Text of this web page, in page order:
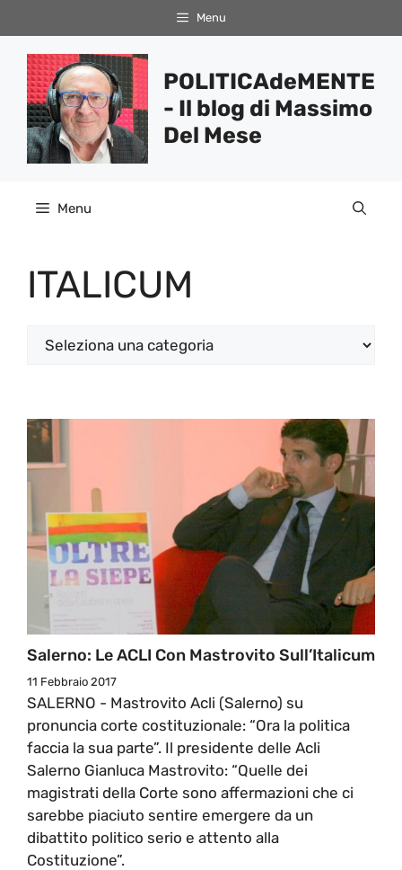
al
contenuto
Menu
POLITICAdeMENTE
- Il blog di Massimo
Del Mese
Menu
ITALICUM
Categorie
Salerno: Le ACLI Con Mastrovito Sull’Italicum
11 Febbraio 2017
SALERNO - Mastrovito Acli (Salerno) su
pronuncia corte costituzionale: “Ora la politica
faccia la sua parte”. Il presidente delle Acli
Salerno Gianluca Mastrovito: “Quelle dei
magistrati della Corte sono affermazioni che ci
sarebbe piaciuto sentire emergere da un
dibattito politico serio e attento alla
Costituzione”.